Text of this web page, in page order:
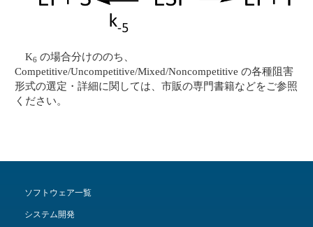
K6 の場合分けののち、
Competitive/Uncompetitive/Mixed/Noncompetitive の各種阻害
形式の選定・詳細に関しては、市販の専門書籍などをご参照
ください。
ソフトウェア一覧
システム開発